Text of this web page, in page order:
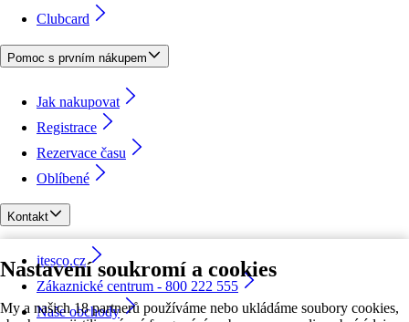
Nastavení soukromí a cookies
My a našich 18 partnerů používáme nebo ukládáme soubory cookies,
Clubcard
Pomoc s prvním nákupem
Jak nakupovat
Registrace
Rezervace času
Oblíbené
Kontakt
itesco.cz
Zákaznické centrum - 800 222 555
Naše obchody